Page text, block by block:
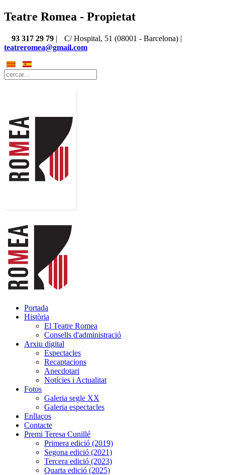
Teatre Romea - Propietat
93 317 29 79 |
C/ Hospital, 51 (08001 - Barcelona) |
teatreromea@gmail.com
Portada
Història
El Teatre Romea
Consells d'administració
Arxiu digital
Espectacles
Recaptacions
Anecdotari
Notícies i Actualitat
Fotos
Galeria segle XX
Galeria espectacles
Enllaços
Contacte
Premi Teresa Cunillé
Primera edició (2019)
Segona edició (2021)
Tercera edició (2023)
Quarta edició (2025)